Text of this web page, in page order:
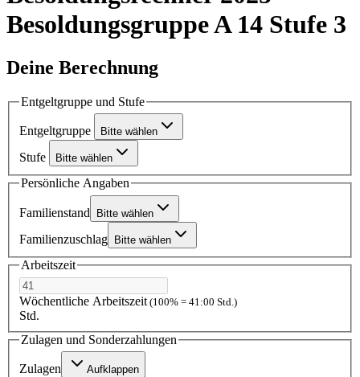
Besoldungsgruppe A 14 Stufe 3
Deine Berechnung
Entgeltgruppe und Stufe
Entgeltgruppe Bitte wählen
Stufe Bitte wählen
Persönliche Angaben
Familienstand Bitte wählen
Familienzuschlag Bitte wählen
Arbeitszeit
Wöchentliche Arbeitszeit (100% = 41:00 Std.)
Std.
Zulagen und Sonderzahlungen
Zulagen Aufklappen